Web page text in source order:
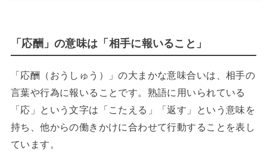
「応酬」の意味は「相手に報いること」
「応酬（おうしゅう）」の大まかな意味合いは、相手の
言葉や行為に報いることです。熟語に用いられている
「応」という文字は「こたえる」「返す」という意味を
持ち、他からの働きかけに合わせて行動することを表し
ています。